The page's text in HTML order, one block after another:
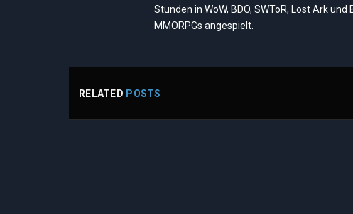
Stunden in WoW, BDO, SWToR, Lost Ark
MMORPGs angespielt.
RELATED POSTS